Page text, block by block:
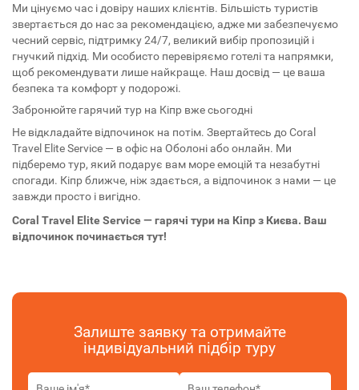
Ми цінуємо час і довіру наших клієнтів. Більшість туристів
звертається до нас за рекомендацією, адже ми забезпечуємо
чесний сервіс, підтримку 24/7, великий вибір пропозицій і
гнучкий підхід. Ми особисто перевіряємо готелі та напрямки,
щоб рекомендувати лише найкраще. Наш досвід — це ваша
безпека та комфорт у подорожі.
Забронюйте гарячий тур на Кіпр вже сьогодні
Не відкладайте відпочинок на потім. Звертайтесь до Coral
Travel Elite Service — в офіс на Оболоні або онлайн. Ми
підберемо тур, який подарує вам море емоцій та незабутні
спогади. Кіпр ближче, ніж здається, а відпочинок з нами — це
завжди просто і вигідно.
Coral Travel Elite Service — гарячі тури на Кіпр з Києва. Ваш
відпочинок починається тут!
Залиште заявку та отримайте
індивідуальний підбір туру